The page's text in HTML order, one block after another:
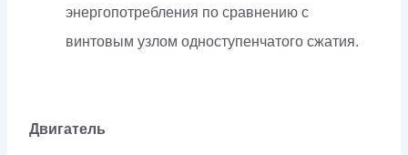
энергопотребления по сравнению с
винтовым узлом одноступенчатого сжатия.
Двигатель